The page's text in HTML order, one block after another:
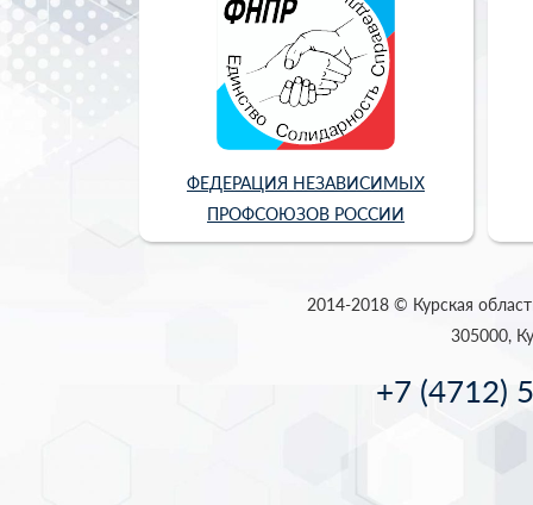
ФЕДЕРАЦИЯ НЕЗАВИСИМЫХ
ПРОФСОЮЗОВ РОССИИ
2014-2018 © Курская
305000,
+7 (4712)